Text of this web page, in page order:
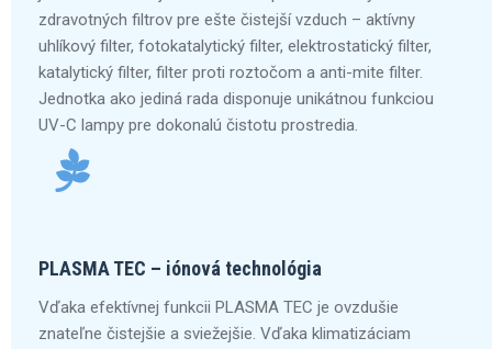
zdravotných filtrov pre ešte čistejší vzduch – aktívny
uhlíkový filter, fotokatalytický filter, elektrostatický filter,
katalytický filter, filter proti roztočom a anti-mite filter.
Jednotka ako jediná rada disponuje unikátnou funkciou
UV-C lampy pre dokonalú čistotu prostredia.
PLASMA TEC – iónová technológia
Vďaka efektívnej funkcii PLASMA TEC je ovzdušie
znateľne čistejšie a sviežejšie. Vďaka klimatizáciam